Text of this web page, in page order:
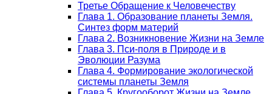
Третье Обращение к Человечеству
Глава 1. Образование планеты Земля.
Синтез форм материй
Глава 2. Возникновение Жизни на Земле
Глава 3. Пси-поля в Природе и в
Эволюции Разума
Глава 4. Формирование экологической
системы планеты Земля